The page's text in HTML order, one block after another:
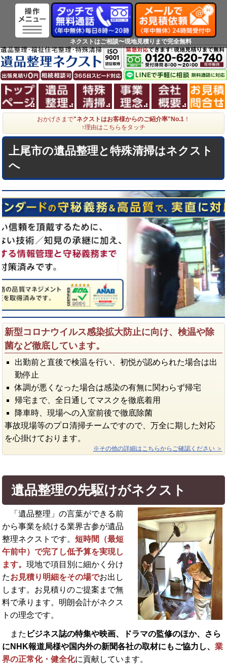
ホーム 遺品整理 特殊清掃 事業理念 会社概
おかげさまで"ネクストはお客様からのご紹介率"No.1 ！
↑理由はこちらをタッチ
上尾市の遺品整理と特殊清掃はネクスト
へ
新型コロナウイルス感染拡大防止に向け、検温や除
菌など徹底しています。
出勤前と直後で検温を行い、初悦が認められた場合は出
勤停止
体調が悪くなった場合は感染の有無に関わらず帰宅
帰宅まで、全日通してマスクを徹底着用
降車時、現場への入室前後で徹底除菌
事故現場等のプロ清掃チームですので、万全に期した対応
を心掛けております。
※その他の詳細はこちらからご確認ください ＞
遺品整理の先駆けがネクスト
「遺品整理」の言葉ができる前
から事業を続ける業界古参が遺品
整理ネクストです。短時間（最短
午前中）で完了し低予算を実現し
ます。現地で項目別に細かく分け
たお見積り明細をその場でお出し
します。お見積りのご提案まで無
料で承ります。明朗会計がネクス
トの理念です。
また ビジネス誌の特集や映画、ドラマの監修のほか、さら
に NHK報道局様や国内外の新聞各社の取材にもご協力し、業
界の正常化・健全化に貢献しています。
ネクストはご相談〜現地見積りまで完全無料